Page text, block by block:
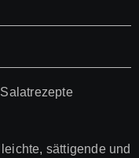
sättigende und